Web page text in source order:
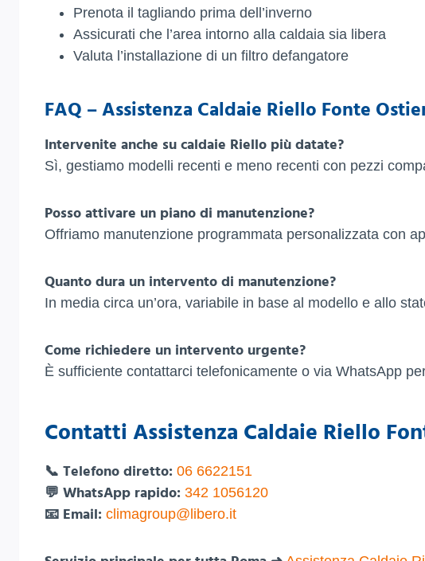
Prenota il tagliando prima dell’inverno
Assicurati che l’area intorno alla caldaia sia libera
Valuta l’installazione di un filtro defangatore
FAQ – Assistenza Caldaie Riello Fonte
Intervenite anche su caldaie Riello più datate?
Sì, gestiamo modelli recenti e meno recenti con pezzi
Posso attivare un piano di manutenzione?
Offriamo manutenzione programmata personalizzata con
Quanto dura un intervento di manutenzione?
In media circa un’ora, variabile in base al modello e allo
Come richiedere un intervento urgente?
È sufficiente contattarci telefonicamente o via WhatsApp
Contatti Assistenza Caldaie Riello
📞 Telefono diretto: 06 6622151
💬 WhatsApp rapido: 342 1056120
📧 Email: climagroup@libero.it